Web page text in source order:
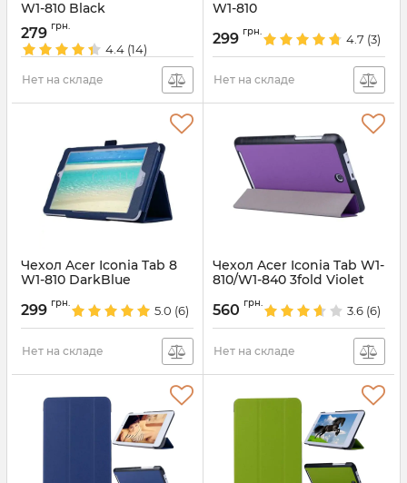
W1-810 Black
Артикул:
279 грн.
4.4 (14)
Нет на складе
W1-810
299 грн.
4.7 (3)
Нет на складе
Чехол Acer Iconia Tab 8
W1-810 DarkBlue
299 грн.
5.0 (6)
Нет на складе
Чехол Acer Iconia Tab W1-
810/W1-840 3fold Violet
560 грн.
3.6 (6)
Нет на складе